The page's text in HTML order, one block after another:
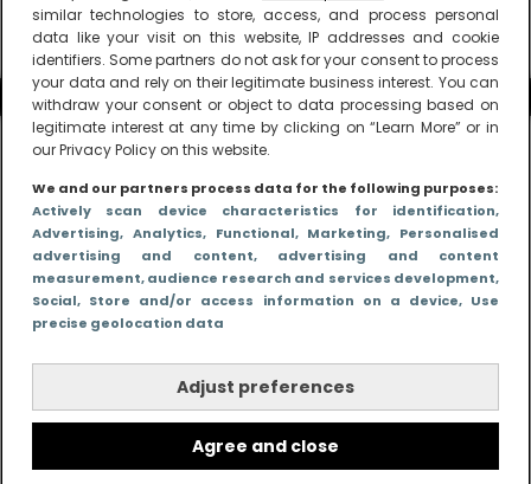
similar technologies to store, access, and process personal
data like your visit on this website, IP addresses and cookie
identifiers. Some partners do not ask for your consent to process
your data and rely on their legitimate business interest. You can
withdraw your consent or object to data processing based on
legitimate interest at any time by clicking on “Learn More” or in
our Privacy Policy on this website.
We and our partners process data for the following purposes:
Actively scan device characteristics for identification,
Advertising, Analytics, Functional, Marketing, Personalised
advertising and content, advertising and content
measurement, audience research and services development,
Social, Store and/or access information on a device, Use
precise geolocation data
Adjust preferences
Agree and close